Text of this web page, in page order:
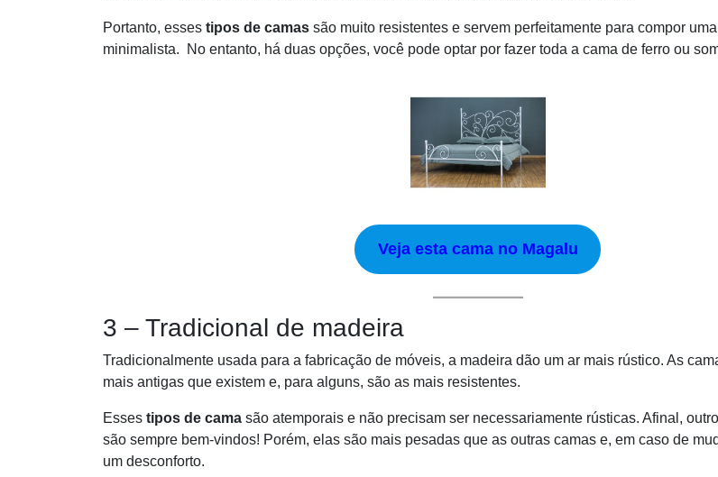
Portanto, esses tipos de camas são muito resistentes e servem perfeitamente para compor
minimalista. No entanto, há duas opções, você pode optar por fazer toda a cama de ferro ou
Veja esta cama no Magalu
3 – Tradicional de madeira
Tradicionalmente usada para a fabricação de móveis, a madeira dão um ar mais rústico. As
mais antigas que existem e, para alguns, são as mais resistentes.
Esses tipos de cama são atemporais e não precisam ser necessariamente rústicas. Afinal,
são sempre bem-vindos! Porém, elas são mais pesadas que as outras camas e, em caso de
um desconforto.